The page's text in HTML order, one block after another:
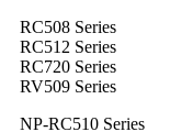
RC508 Series
RC512 Series
RC720 Series
RV509 Series
NP-RC510 Series